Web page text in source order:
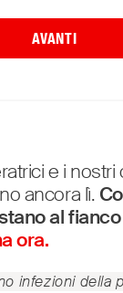
e i nostri
ancora lì.
al
ora.
infezioni della
AVANTI